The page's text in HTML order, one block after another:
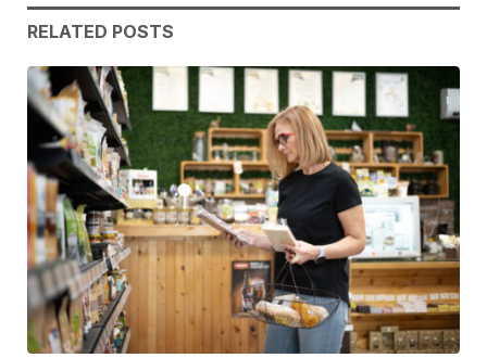
RELATED POSTS